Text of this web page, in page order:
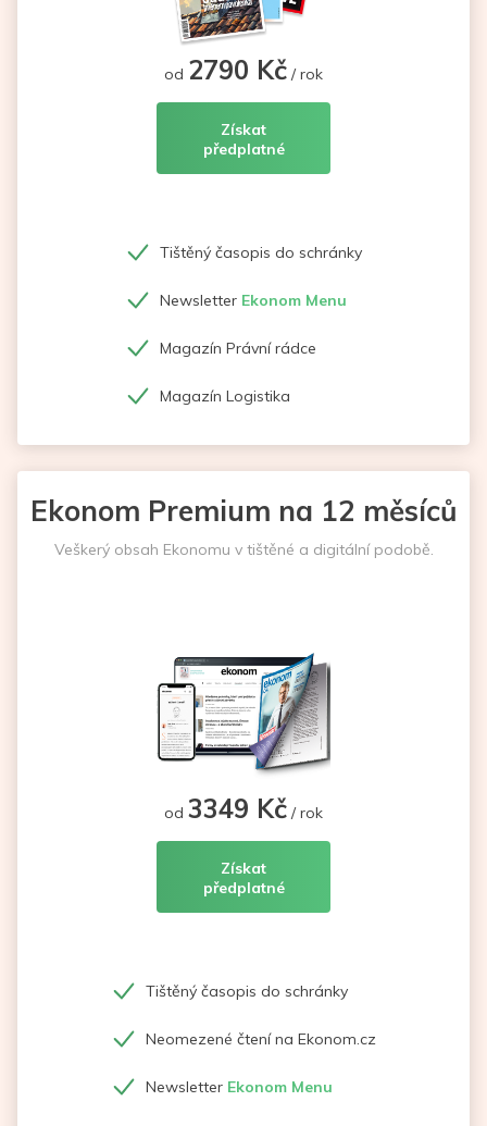
od 2790 Kč / rok
Získat
předplatné
Tištěný časopis do schránky
Newsletter Ekonom Menu
Magazín Právní rádce
Magazín Logistika
Ekonom Premium na 12 měsíců
Veškerý obsah Ekonomu v tištěné a digitální podobě.
od 3349 Kč / rok
Získat
předplatné
Tištěný časopis do schránky
Neomezené čtení na Ekonom.cz
Newsletter Ekonom Menu